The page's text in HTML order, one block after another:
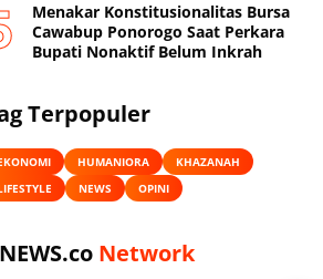
Menakar Konstitusionalitas Bursa
Cawabup Ponorogo Saat Perkara
Bupati Nonaktif Belum Inkrah
Terpopuler
HUMANIORA
KHAZANAH
NEWS OPINI
Network